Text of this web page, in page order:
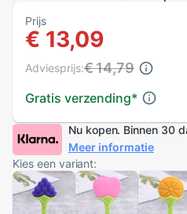
Prijs
€ 13,09
Gratis verzending*
Adviesprijs:€ 14,79
Nu kopen. Binnen 30
Meer informatie
Kies een variant: